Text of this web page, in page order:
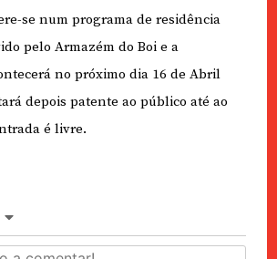
se num programa de residência
pelo Armazém do Boi e a
no próximo dia 16 de Abril
depois patente ao público até ao
é livre.